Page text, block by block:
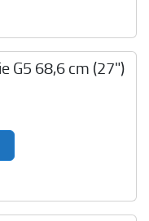
G5 68,6 cm (27")